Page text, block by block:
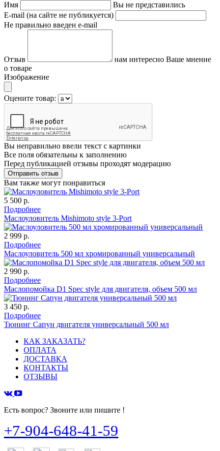
Имя
Вы не представились
E-mail (на сайте не публикуется)
Не правильно введен e-mail
Отзыв
нам интересно Ваше мнение
о товаре
Изображение
Оцените товар:
Вы неправильно ввели текст с картинки
Все поля обязательны к заполнению
Перед публикацией отзывы проходят модерацию
Вам также могут понравиться
5 500 р.
Подробнее
Маслоуловитель Mishimoto style 3-Port
2 999 р.
Подробнее
Маслоуловитель 500 мл хромированный универсальный
2 990 р.
Подробнее
Маслопомойка D1 Spec style для двигателя, объем 500 мл
3 450 р.
Подробнее
Тюнинг Cапун двигателя универсальный 500 мл
КАК ЗАКАЗАТЬ?
ОПЛАТА
ДОСТАВКА
КОНТАКТЫ
ОТЗЫВЫ
Есть вопрос? Звоните или пишите !
+7-904-648-41-59